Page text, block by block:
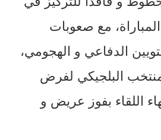
مع صعوبات
الدفاعي و الهجومي،
البلجيكي لفرض
اللقاء بفوز عريض و